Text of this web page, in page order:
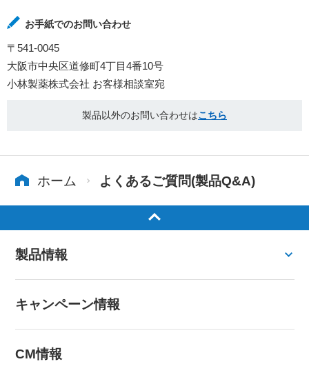
お手紙でのお問い合わせ
〒541-0045
大阪市中央区道修町4丁目4番10号
小林製薬株式会社 お客様相談室宛
製品以外のお問い合わせはこちら
ホーム よくあるご質問(製品Q&A)
製品情報
キャンペーン情報
CM情報